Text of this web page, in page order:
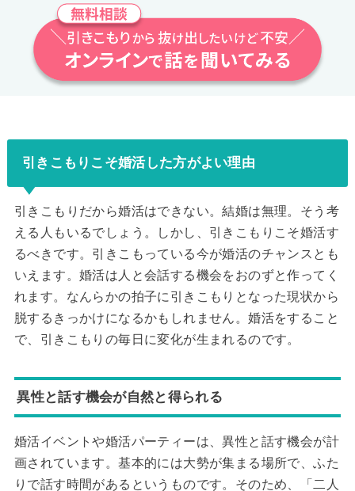
引きこもりこそ婚活した方がよい理由
引きこもりだから婚活はできない。結婚は無理。そう考
える人もいるでしょう。しかし、引きこもりこそ婚活す
るべきです。引きこもっている今が婚活のチャンスとも
いえます。婚活は人と会話する機会をおのずと作ってく
れます。なんらかの拍子に引きこもりとなった現状から
脱するきっかけになるかもしれません。婚活をすること
で、引きこもりの毎日に変化が生まれるのです。
異性と話す機会が自然と得られる
婚活イベントや婚活パーティーは、異性と話す機会が計
画されています。基本的には大勢が集まる場所で、ふた
りで話す時間があるというものです。そのため、「二人